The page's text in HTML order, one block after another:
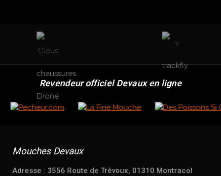
Revendeur officiel Devaux en ligne
Mouches Devaux
Adresse : 3556 Route de Trévoux, 01310 Montracol